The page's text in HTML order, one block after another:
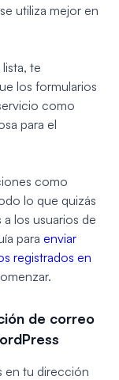
utiliza mejor en
te
los formularios
como
para el
como
lo que quizás
los usuarios de
para enviar
registrados en
de correo
en tu dirección